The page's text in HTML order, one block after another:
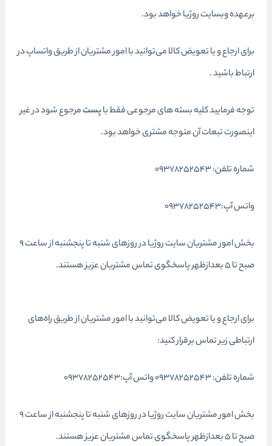
برعهده وبسایت روژیا خواهد بود.
برای ارجاع و یا تعویض کالا می‌توانید با امور مشتریان از طریق واتساپ در
ارتباط باشید .
توجه فرمایید کلیه بسته های مرجوعی فقط باپستمرجوع شود در غیر
اینصورت تبعات آن متوجه مشتری خواهد بود.
شماره تلفن: 09378252543
واتس آپ:09378252543
بخش امور مشتریان سایت روژیا در روزهای شنبه تا پنجشنبه از ساعت 9
صبح تا 5 بعدازظهر پاسخگوی تماس مشتریان عزیز هستند.
برای ارجاع و یا تعویض کالا می‌توانید با امور مشتریان از طریق راه‌های
ارتباطی زیر تماس برقرار کنید:
شماره تلفن: 09378252543 واتس آپ:09378252543
بخش امور مشتریان سایت روژیا در روزهای شنبه تا پنجشنبه از ساعت 9
صبح تا 5 بعدازظهر پاسخگوی تماس مشتریان عزیز هستند.